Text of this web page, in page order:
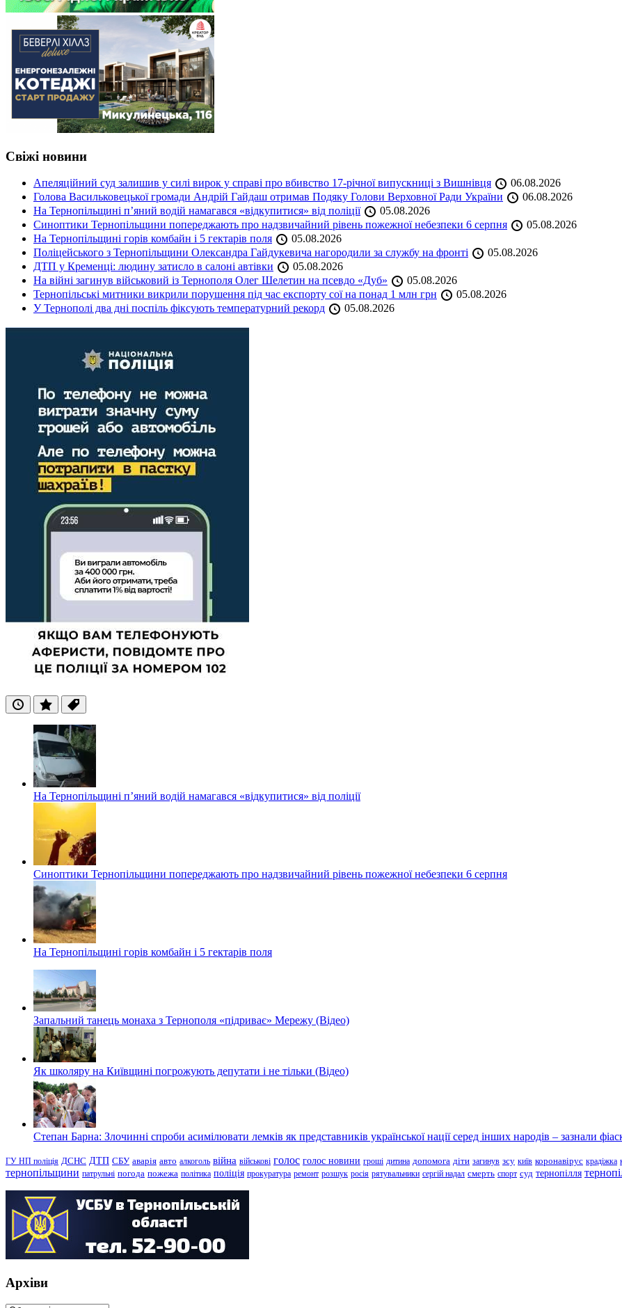
Свіжі новини
Апеляційний суд залишив у силі вирок у справі про вбивство 17-річної випускниці з Вишнівця
06.08.2026
Голова Васильковецької громади Андрій Гайдаш отримав Подяку Голови Верховної Ради України
06.08.2026
На Тернопільщині п’яний водій намагався «відкупитися» від поліції
05.08.2026
Синоптики Тернопільщини попереджають про надзвичайний рівень пожежної небезпеки 6 серпня
05.08.2026
На Тернопільщині горів комбайн і 5 гектарів поля
05.08.2026
Поліцейського з Тернопільщини Олександра Гайдукевича нагородили за службу на фронті
05.08.2026
ДТП у Кременці: людину затисло в салоні автівки
05.08.2026
На війні загинув військовий із Тернополя Олег Шелетин на псевдо «Дуб»
05.08.2026
Тернопільські митники викрили порушення під час експорту сої на понад 1 млн грн
05.08.2026
У Тернополі два дні поспіль фіксують температурний рекорд
05.08.2026
ОстанніПопулярні
Теги
На Тернопільщині п’яний водій намагався «відкупитися» від поліції
Синоптики Тернопільщини попереджають про надзвичайний рівень пожежної небезпеки 6 серпня
На Тернопільщині горів комбайн і 5 гектарів поля
Запальний танець монаха з Тернополя «підриває» Мережу (Відео)
Як школяру на Київщині погрожують депутати і не тільки (Відео)
Степан Барна: Злочинні спроби асимілювати лемків як представників української нації серед інших народів – зазнали
ГУ НП поліція ДСНС ДТП СБУ аварія авто алкоголь війна військові голос голос новини гроші дитина допомога діти загинув зсу київ коронавірус крадіжка
тернопільщини патрульні погода пожежа політика поліція прокуратура ремонт розшук росія рятувальники сергій надал смерть спорт суд тернопілля
Архіви